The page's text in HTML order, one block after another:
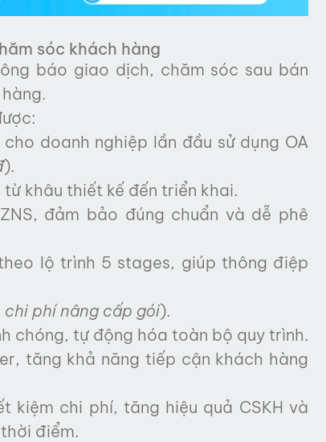
sóc khách hàng
báo giao dịch, chăm sóc sau bán
doanh nghiệp lần đầu sử dụng OA
).
khâu thiết kế đến triển khai.
đảm bảo đúng chuẩn và dễ phê
lộ trình 5 stages, giúp thông điệp
chi phí nâng cấp gói).
chóng, tự động hóa toàn bộ quy trình.
tăng khả năng tiếp cận khách hàng
kiệm chi phí, tăng hiệu quả CSKH và
điểm.